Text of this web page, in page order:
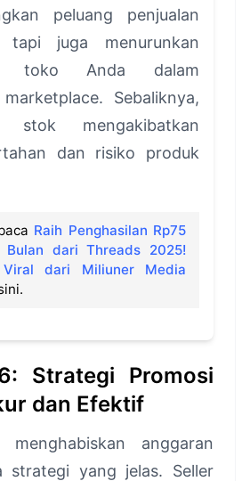
peluang penjualan
juga menurunkan
toko Anda dalam
Sebaliknya,
stok mengakibatkan
dan risiko produk
Raih Penghasilan Rp75
dari Threads 2025!
dari Miliuner Media
Strategi Promosi
dan Efektif
menghabiskan anggaran
strategi yang jelas. Seller